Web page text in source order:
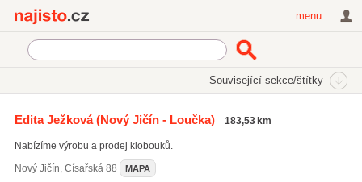
menu
Související sekce/štítky
(10)
Edita Ježková(Nový Jičín - Loučka) 183,53 km
Nabízíme výrobu a prodej klobouků.
Nový Jičín, Císařská 88 MAPA